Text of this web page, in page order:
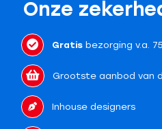
Onze
Gratisbezorging v.a.
Grootste aanbod van
Inhouse designers